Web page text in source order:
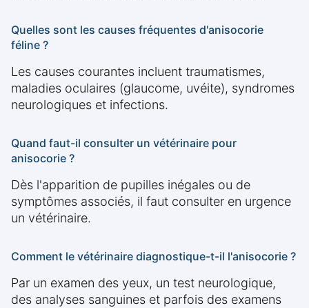
Quelles sont les causes fréquentes d'anisocorie
féline ?
Les causes courantes incluent traumatismes,
maladies oculaires (glaucome, uvéite), syndromes
neurologiques et infections.
Quand faut-il consulter un vétérinaire pour
anisocorie ?
Dès l'apparition de pupilles inégales ou de
symptômes associés, il faut consulter en urgence
un vétérinaire.
Comment le vétérinaire diagnostique-t-il l'anisocorie ?
Par un examen des yeux, un test neurologique,
des analyses sanguines et parfois des examens